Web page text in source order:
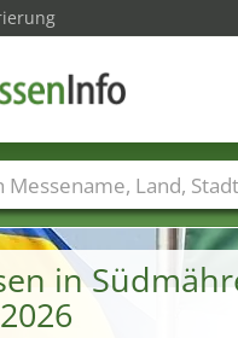
in
Länder Städte